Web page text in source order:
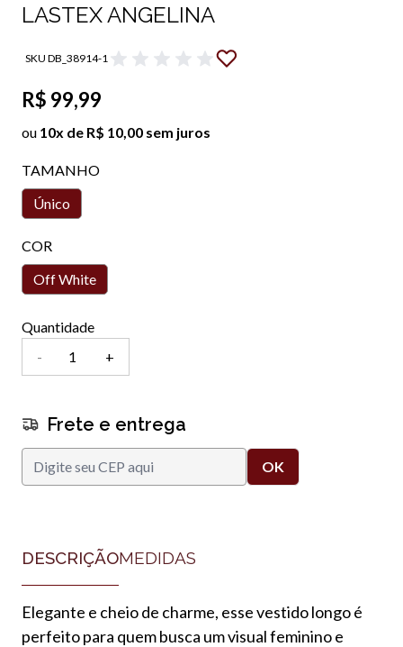
LASTEX ANGELINA
SKU DB_38914-1
R$ 99,99
ou 10x de R$ 10,00 sem juros
TAMANHO
Único
COR
Off White
Quantidade
-
+
Frete e entrega
DESCRIÇÃOMEDIDAS
Elegante e cheio de charme, esse vestido longo é
perfeito para quem busca um visual feminino e